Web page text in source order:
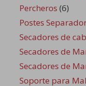
Percheros (6)
Postes
Secadores de
Secadores de
Secadores de
Soporte para